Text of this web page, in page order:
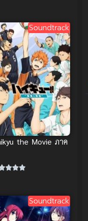
Soundtrack
the Movie ภาค
Soundtrack